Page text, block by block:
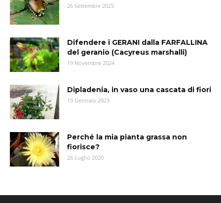
26 Settembre 2025
Difendere i GERANI dalla FARFALLINA
del geranio (Cacyreus marshalli)
19 Novembre 2024
Dipladenia, in vaso una cascata di fiori
19 Gennaio 2023
Perché la mia pianta grassa non
fiorisce?
26 Luglio 2020